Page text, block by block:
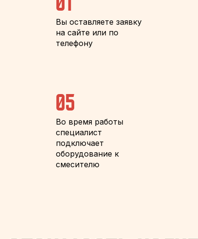
01
Вы оставляете заявку
на сайте или по
телефону
05
Во время работы
специалист
подключает
оборудование к
смесителю